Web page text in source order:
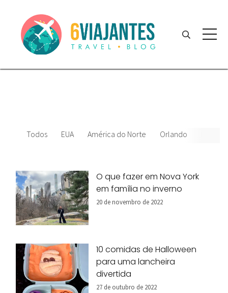
Todos EUA América do Norte Orlando
O que fazer em Nova York
em família no inverno
20 de novembro de 2022
10 comidas de Halloween
para uma lancheira
divertida
27 de outubro de 2022